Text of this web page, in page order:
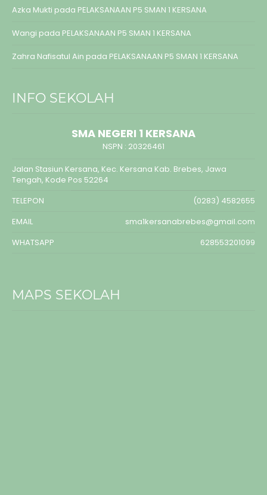
Azka Mukti pada PELAKSANAAN P5 SMAN 1 KERSANA
Wangi pada PELAKSANAAN P5 SMAN 1 KERSANA
Zahra Nafisatul Ain pada PELAKSANAAN P5 SMAN 1 KERSANA
INFO SEKOLAH
SMA NEGERI 1 KERSANA
NSPN : 20326461
Jalan Stasiun Kersana, Kec. Kersana Kab. Brebes, Jawa
Tengah, Kode Pos 52264
TELEPON
(0283) 4582655
EMAIL
sma1kersanabrebes@gmail.com
WHATSAPP
628553201099
MAPS SEKOLAH